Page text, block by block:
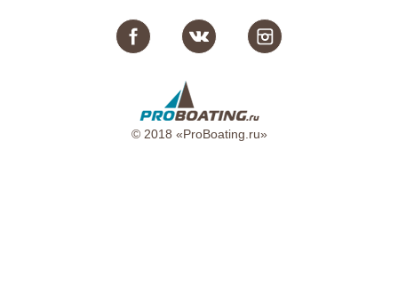
© 2018 «ProBoating.ru»